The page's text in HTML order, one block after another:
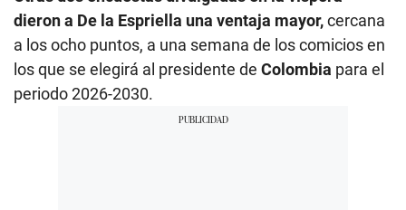
dieron a De la Espriella una ventaja mayor,cercana
a los ocho puntos, a una semana de los comicios en
los que se elegirá al presidente de Colombia para el
periodo 2026-2030.